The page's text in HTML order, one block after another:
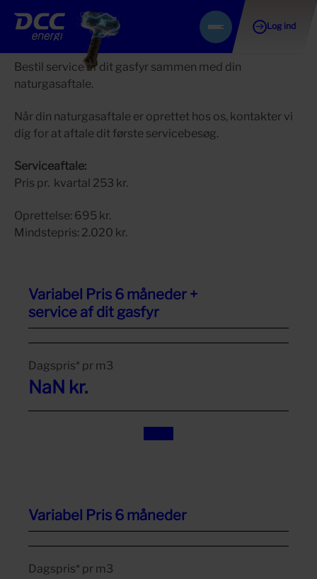
Gå
indhold
Menu
Log ind
Naturgas med service
Naturgas med service
Bestil service af dit gasfyr sammen med din
naturgasaftale.
Når din naturgasaftale er oprettet hos os, kontakter vi
dig for at aftale dit første servicebesøg.
Serviceaftale:
Pris pr. kvartal 253 kr.
Oprettelse: 695 kr.
Mindstepris: 2.020 kr.
Variabel Pris 6 måneder +
service af dit gasfyr
Dagspris* pr m3
NaN kr.
Variabel Pris 6 måneder
Dagspris* pr m3